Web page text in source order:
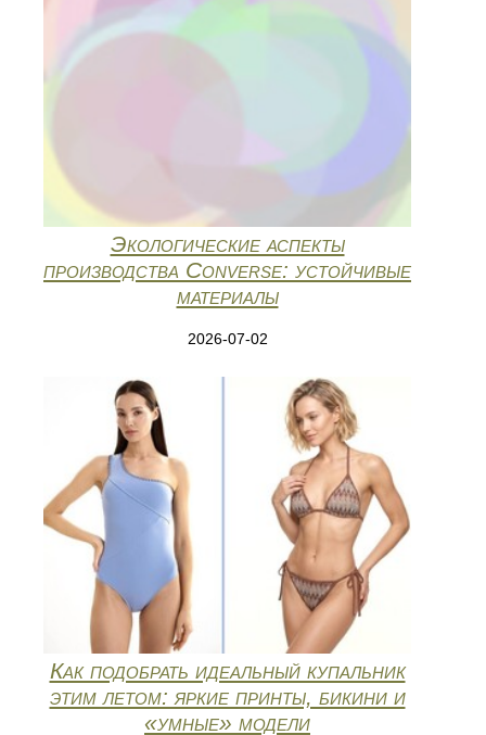
Экологические аспекты
производства Converse: устойчивые
материалы
2026-07-02
Как подобрать идеальный купальник
этим летом: яркие принты, бикини и
«умные» модели